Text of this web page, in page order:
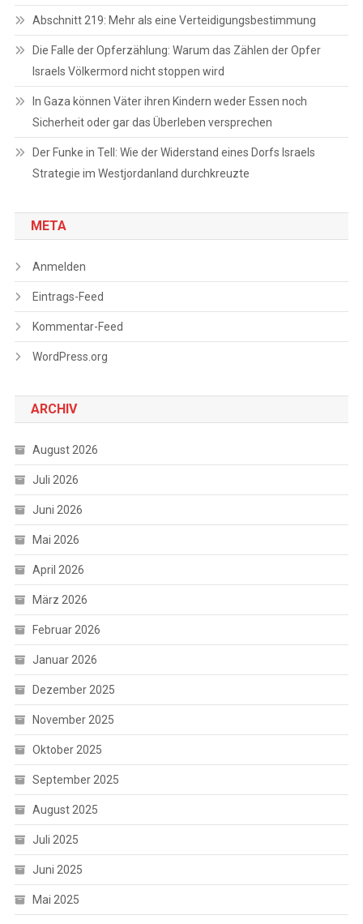
Abschnitt 219: Mehr als eine Verteidigungsbestimmung
Die Falle der Opferzählung: Warum das Zählen der Opfer
Israels Völkermord nicht stoppen wird
In Gaza können Väter ihren Kindern weder Essen noch
Sicherheit oder gar das Überleben versprechen
Der Funke in Tell: Wie der Widerstand eines Dorfs Israels
Strategie im Westjordanland durchkreuzte
META
Anmelden
Eintrags-Feed
Kommentar-Feed
WordPress.org
ARCHIV
August 2026
Juli 2026
Juni 2026
Mai 2026
April 2026
März 2026
Februar 2026
Januar 2026
Dezember 2025
November 2025
Oktober 2025
September 2025
August 2025
Juli 2025
Juni 2025
Mai 2025